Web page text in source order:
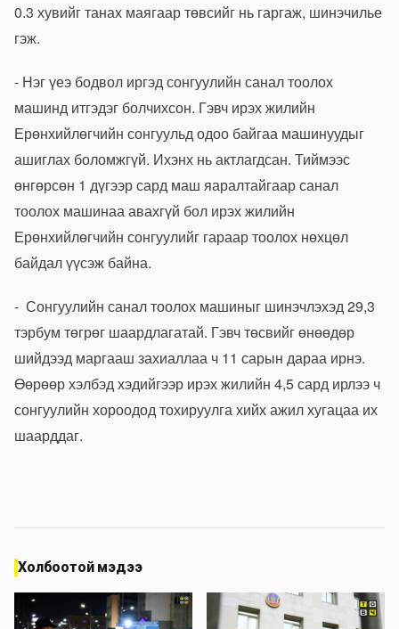
0.3 хувийг танах маягаар төвсийг нь гаргаж, шинэчилье
гэж.
- Нэг үеэ бодвол иргэд сонгуулийн санал тоолох
машинд итгэдэг болчихсон. Гэвч ирэх жилийн
Ерөнхийлөгчийн сонгуульд одоо байгаа машинуудыг
ашиглах боломжгүй. Ихэнх нь актлагдсан. Тиймээс
өнгөрсөн 1 дүгээр сард маш яаралтайгаар санал
тоолох машинаа авахгүй бол ирэх жилийн
Ерөнхийлөгчийн сонгуулийг гараар тоолох нөхцөл
байдал үүсэж байна.
- Сонгуулийн санал тоолох машиныг шинэчлэхэд 29,3
тэрбум төгрөг шаардлагатай. Гэвч төсвийг өнөөдөр
шийдээд маргааш захиаллаа ч 11 сарын дараа ирнэ.
Өөрөөр хэлбэд хэдийгээр ирэх жилийн 4,5 сард ирлээ ч
сонгуулийн хороодод тохируулга хийх ажил хугацаа их
шаарддаг.
Холбоотой мэдээ